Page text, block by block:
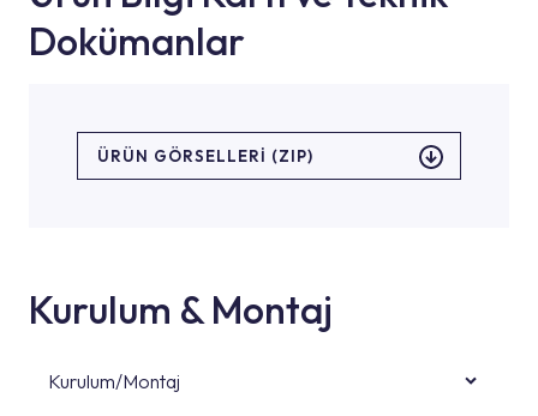
Dokümanlar
ÜRÜN GÖRSELLERI (ZIP)
Kurulum & Montaj
Kurulum/Montaj